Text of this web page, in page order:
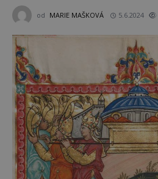
od MARIE MAŠKOVÁ 5.6.2024